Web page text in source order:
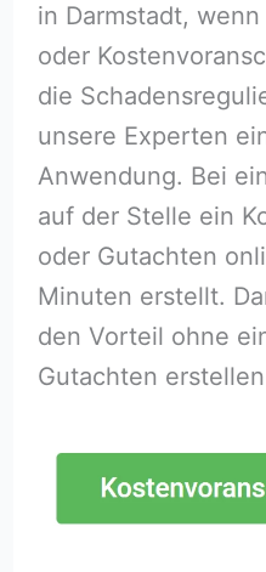
in Darmstadt,
oder
die
unsere Experten
Anwendung. Bei
auf der Stelle ein
oder Gutachten
Minuten erstellt.
den Vorteil ohne
Gutachten